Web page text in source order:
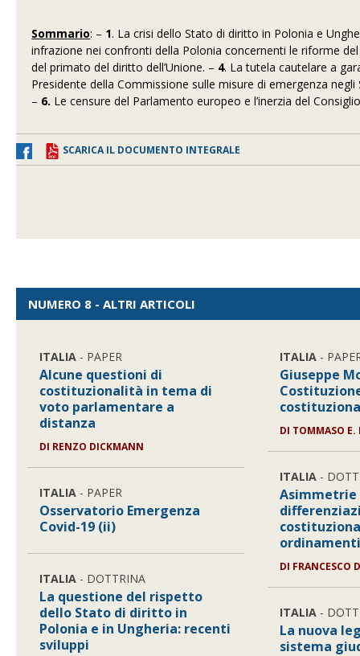
Sommario: – 1. La crisi dello Stato di diritto in Polonia e
infrazione nei confronti della Polonia concernenti le riforme
del primato del diritto dell’Unione. – 4. La tutela cautelare a
Presidente della Commissione sulle misure di emergenza
– 6. Le censure del Parlamento europeo e l’inerzia del
SCARICA IL DOCUMENTO INTEGRALE
NUMERO 8 - ALTRI ARTICOLI
ITALIA - PAPER
Alcune questioni di
costituzionalità in tema di
voto parlamentare a
distanza
DI RENZO DICKMANN
ITALIA - PAPER
Osservatorio Emergenza
Covid-19 (ii)
ITALIA - DOTTRINA
La questione del rispetto
dello Stato di diritto in
Polonia e in Ungheria: recenti
sviluppi
ITALIA -
Giuseppe
DI TOMMASO E.
ITALIA -
Asimmetrie
DI FRANCESCO
ITALIA -
La nuova
sistema